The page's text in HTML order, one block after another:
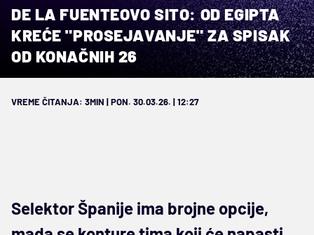
DE LA FUENTEOVO SITO: OD EGIPTA
KREĆE "PROSEJAVANJE" ZA SPISAK
OD KONAČNIH 26
VREME ČITANJA: 3MIN | PON. 30.03.26. | 12:27
Selektor Španije ima brojne opcije,